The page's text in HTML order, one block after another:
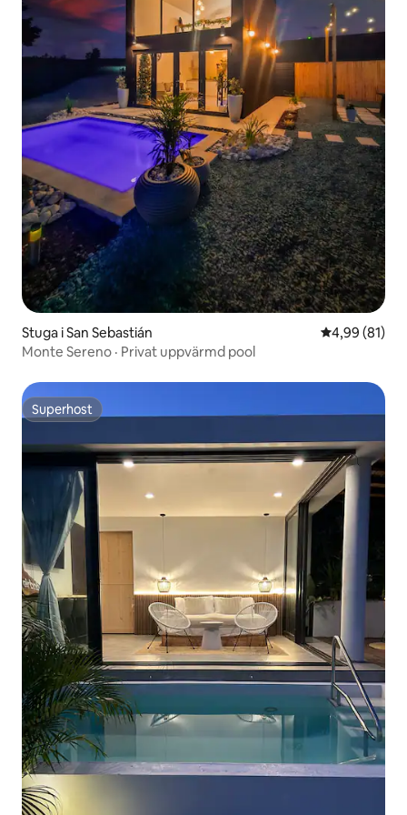
Stuga i San Sebastián 4,99 av 5 i
4,99 (81)
Monte Sereno · Privat uppvärmd pool
Superhost
Superhost